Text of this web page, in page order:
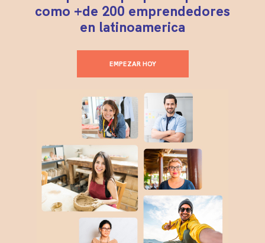
como +de 200 emprendedores
en latinoamerica
EMPEZAR HOY